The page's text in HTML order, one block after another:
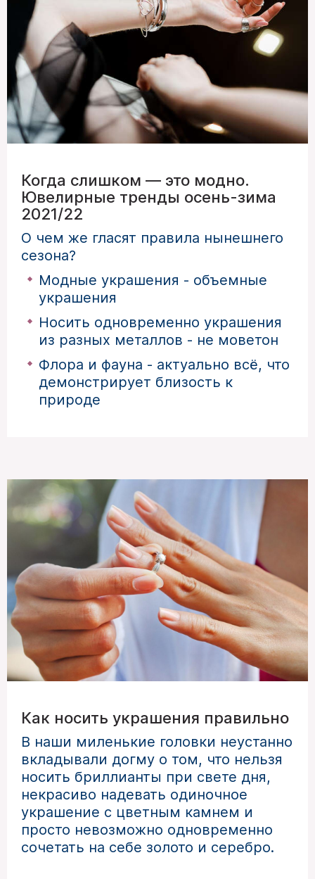
Когда слишком — это модно.
Ювелирные тренды осень-зима
2021/22
О чем же гласят правила нынешнего
сезона?
Модные украшения - объемные
украшения
Носить одновременно украшения
из разных металлов - не моветон
Флора и фауна - актуально всё, что
демонстрирует близость к
природе
Как носить украшения правильно
В наши миленькие головки неустанно
вкладывали догму о том, что нельзя
носить бриллианты при свете дня,
некрасиво надевать одиночное
украшение с цветным камнем и
просто невозможно одновременно
сочетать на себе золото и серебро.